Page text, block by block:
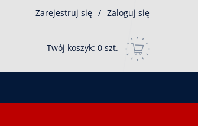
Zarejestruj się / Zaloguj się
Twój koszyk: 0 szt.